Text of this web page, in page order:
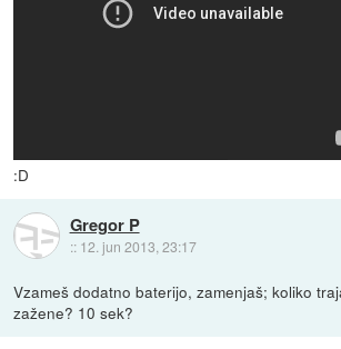
:D
Gregor P
:: 12. jun 2013, 23:17
Vzameš dodatno baterijo, zamenjaš; koliko
zažene? 10 sek?